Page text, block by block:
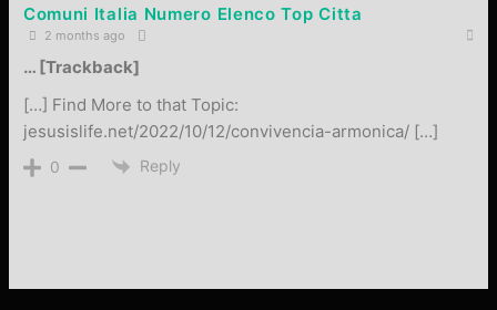
Comuni Italia Numero Elenco Top Citta
2 months ago
… [Trackback]
[…] Find More to that Topic:
jesusislife.net/2022/10/12/convivencia-armonica/ […]
0 Reply